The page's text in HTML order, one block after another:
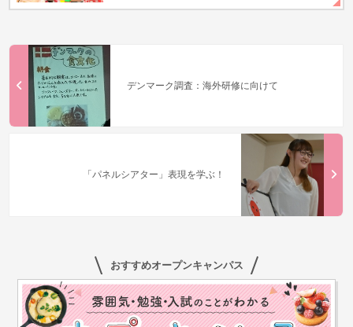
デンマーク調査：海外研修に向けて
「パネルシアター」表現を学ぶ！
おすすめオープンキャンパス